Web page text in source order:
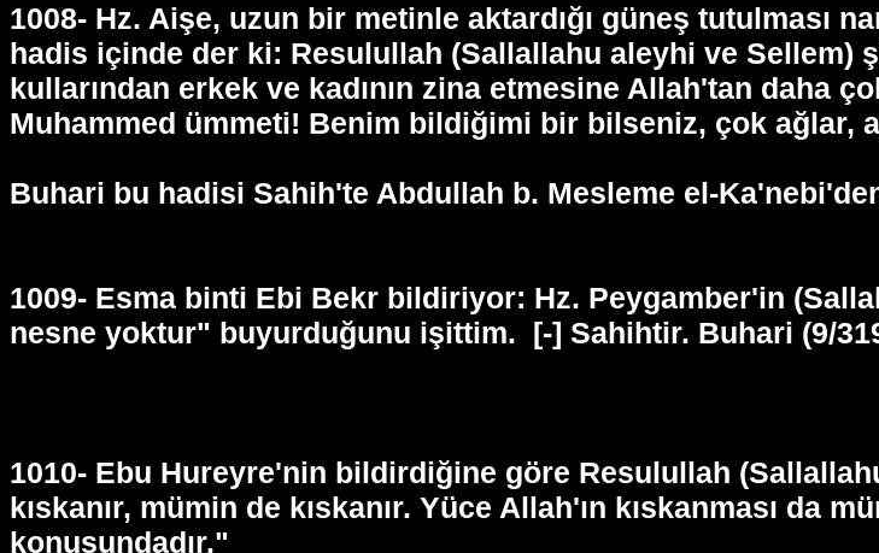
1008- Hz. Aişe, uzun bir metinle aktardığı güneş tutulması
hadis içinde der ki: Resulullah (Sallallahu aleyhi ve Sellem)
kullarından erkek ve kadının zina etmesine Allah'tan daha
Muhammed ümmeti! Benim bildiğimi bir bilseniz, çok ağlar,
Buhari bu hadisi Sahih'te Abdullah b. Mesleme el-
1009- Esma binti Ebi Bekr bildiriyor: Hz. Peygamber'in
nesne yoktur" buyurduğunu işittim. [-] Sahihtir. Buhari (9/
1010- Ebu Hureyre'nin bildirdiğine göre Resulullah
kıskanır, mümin de kıskanır. Yüce Allah'ın kıskanması da
konusundadır."